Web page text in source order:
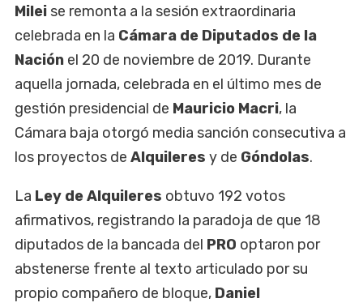
Milei se remonta a la sesión extraordinaria
celebrada en la Cámara de Diputados de la
Nación el 20 de noviembre de 2019. Durante
aquella jornada, celebrada en el último mes de
gestión presidencial de Mauricio Macri, la
Cámara baja otorgó media sanción consecutiva a
los proyectos de Alquileres y de Góndolas.
La Ley de Alquileres obtuvo 192 votos
afirmativos, registrando la paradoja de que 18
diputados de la bancada del PRO optaron por
abstenerse frente al texto articulado por su
propio compañero de bloque, Daniel